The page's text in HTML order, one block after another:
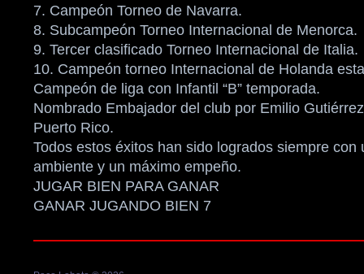
7. Campeón Torneo de Navarra.
8. Subcampeón Torneo Internacional de Menorca.
9. Tercer clasificado Torneo Internacional de Italia.
10. Campeón torneo Internacional de Holanda
Campeón de liga con Infantil “B” temporada.
Nombrado Embajador del club por Emilio
Puerto Rico.
Todos estos éxitos han sido logrados siempre con
ambiente y un máximo empeño.
JUGAR BIEN PARA GANAR
GANAR JUGANDO BIEN 7